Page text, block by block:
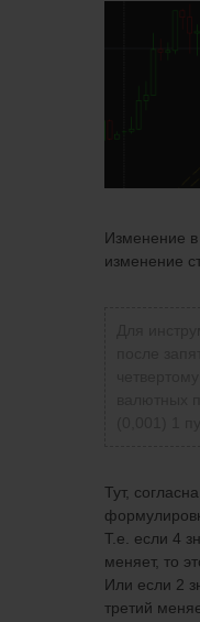
Изменение
изменение
Тут,
Т.е. если 4
меняет, то
Или если 2
третий